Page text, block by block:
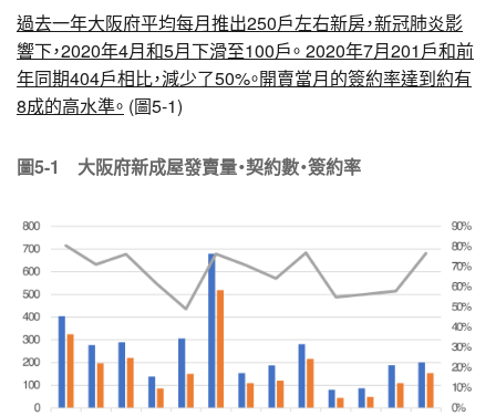
過去一年大阪府平均每月推出250戶左右新房，新冠肺炎影
響下，2020年4月和5月下滑至100戶。 2020年7月201戶和前
年同期404戶相比，減少了50%。開賣當月的簽約率達到約有
8成的高水準。 (圖5-1)
圖5-1 大阪府新成屋發賣量・契約數・簽約率